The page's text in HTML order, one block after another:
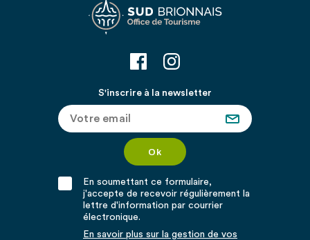
S'inscrire à la newsletter
En soumettant ce formulaire,
j'accepte de recevoir régulièrement la
lettre d'information par courrier
électronique.
En savoir plus sur la gestion de vos